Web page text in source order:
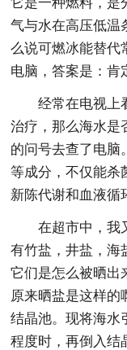
气与水在高压低温
么说可燃冰能替代
电脑，答案是：肯
经常在电视上
治疗，那么海水是
的问号去查了电脑
等成分，不仅能杀
新陈代谢和血液循
在超市中，我
有竹盐，井盐，
它们是怎么被晒出
原来晒盐是这样的
结晶池。现将海水
程度时，再倒入结